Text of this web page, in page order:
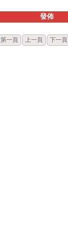
發佈
第一頁 上一頁 下一頁